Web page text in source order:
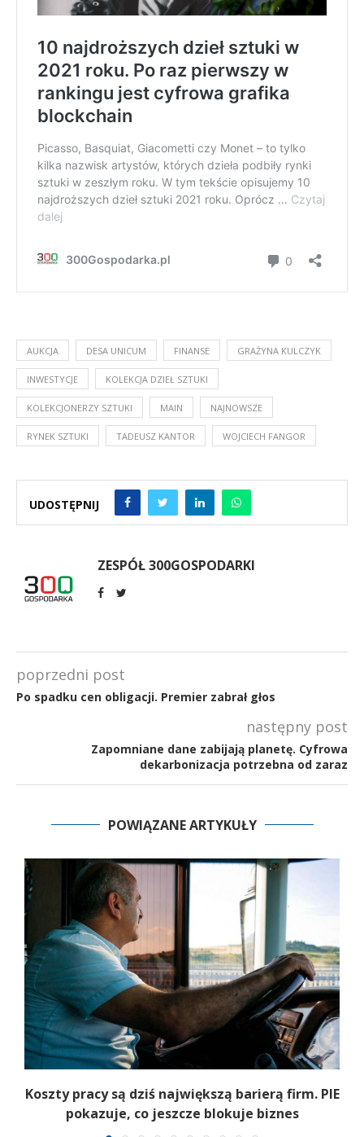
AUKCJA DESA UNICUM FINANSE GRAŻYNA KULCZYK
INWESTYCJE KOLEKCJA DZIEŁ SZTUKI
KOLEKCJONERZY SZTUKI MAIN NAJNOWSZE
RYNEK SZTUKI TADEUSZ KANTOR WOJCIECH FANGOR
UDOSTĘPNIJ
ZESPÓŁ 300GOSPODARKI
poprzedni post
Po spadku cen obligacji. Premier zabrał głos
następny post
Zapomniane dane zabijają planetę. Cyfrowa
dekarbonizacja potrzebna od zaraz
POWIĄZANE ARTYKUŁY
Koszty pracy są dziś największą barierą firm. PIE
pokazuje, co jeszcze blokuje biznes